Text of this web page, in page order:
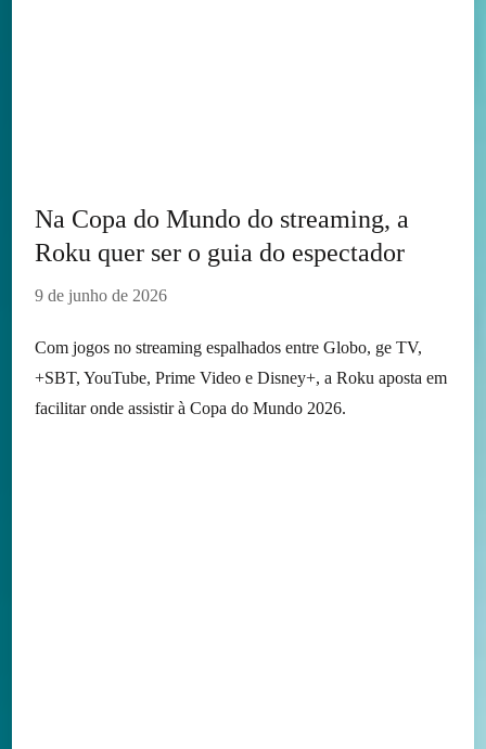
Na Copa do Mundo do streaming, a
Roku quer ser o guia do espectador
9 de junho de 2026
Com jogos no streaming espalhados entre Globo, ge TV,
+SBT, YouTube, Prime Video e Disney+, a Roku aposta em
facilitar onde assistir à Copa do Mundo 2026.